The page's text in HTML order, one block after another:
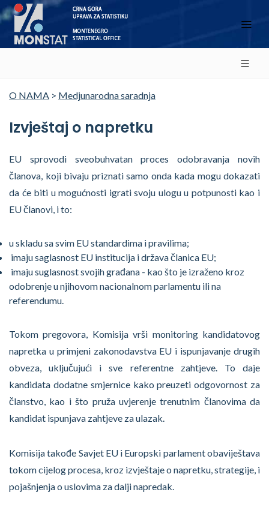
O NAMA > Medjunarodna saradnja
Izvještaj o napretku
EU sprovodi sveobuhvatan proces odobravanja novih
članova, koji bivaju priznati samo onda kada mogu dokazati
da će biti u mogućnosti igrati svoju ulogu u potpunosti kao i
EU članovi, i to:
u skladu sa svim EU standardima i pravilima;
imaju saglasnost EU institucija i država članica EU;
imaju suglasnost svojih građana - kao što je izraženo kroz
odobrenje u njihovom nacionalnom parlamentu ili na
referendumu.
Tokom pregovora, Komisija vrši monitoring kandidatovog
napretka u primjeni zakonodavstva EU i ispunjavanje drugih
obveza, uključujući i sve referentne zahtjeve. To daje
kandidata dodatne smjernice kako preuzeti odgovornost za
članstvo, kao i što pruža uvjerenje trenutnim članovima da
kandidat ispunjava zahtjeve za ulazak.
Komisija takođe Savjet EU i Europski parlament obaviještava
tokom cijelog procesa, kroz izvještaje o napretku, strategije, i
pojašnjenja o uslovima za dalji napredak.